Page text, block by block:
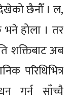
छैनौँ । ल,
होला । तर
शक्तिबाट अब
परिधिभित्र
गर्न साँच्चै